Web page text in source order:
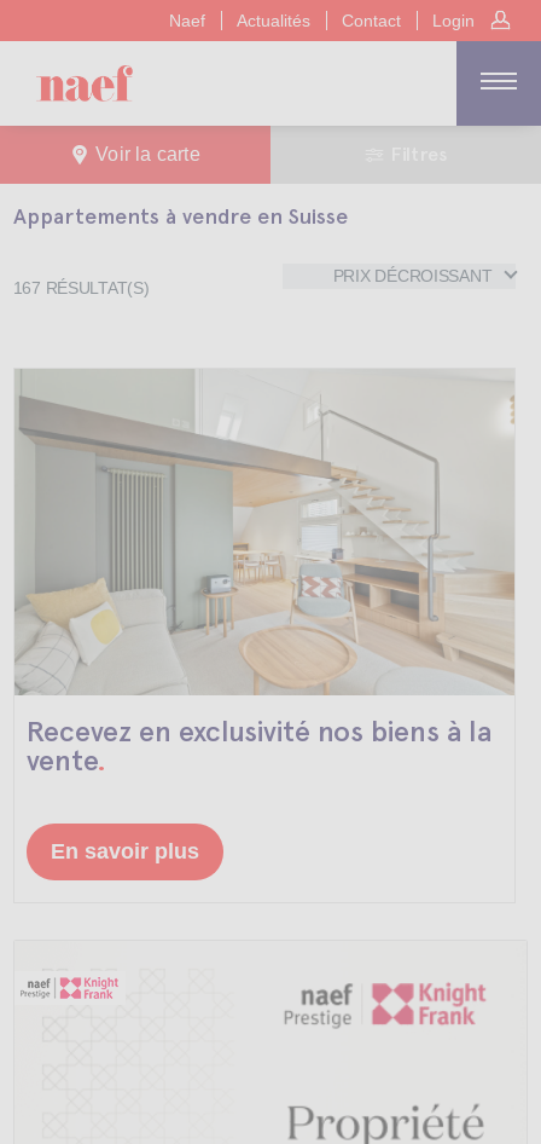
Naef Actualités Contact Login
Voir la carte
Appartements à vendre en Suisse
167 RÉSULTAT(S)
PRIX DÉCROISSANT
Recevez en exclusivité nos biens à la
vente.
En savoir plus